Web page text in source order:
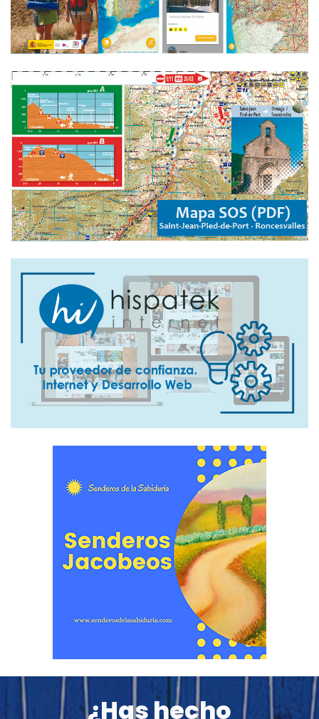
¿Has hecho